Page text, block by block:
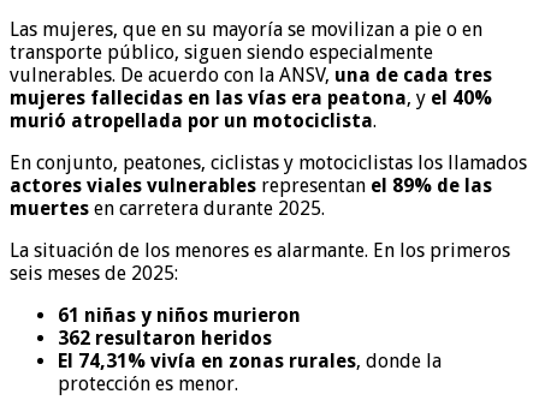
Las mujeres, que en su mayoría se movilizan a pie o en
transporte público, siguen siendo especialmente
vulnerables. De acuerdo con la ANSV, una de cada tres
mujeres fallecidas en las vías era peatona, y el 40%
murió atropellada por un motociclista.
En conjunto, peatones, ciclistas y motociclistas los llamados
actores viales vulnerables representan el 89% de las
muertes en carretera durante 2025.
La situación de los menores es alarmante. En los primeros
seis meses de 2025:
61 niñas y niños murieron
362 resultaron heridos
El 74,31% vivía en zonas rurales, donde la
protección es menor.